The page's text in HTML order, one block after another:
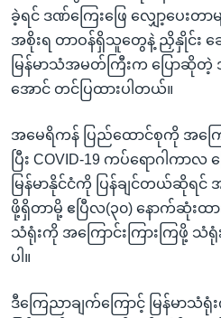
ခဲ့ရင် ဒဏ်ကြေးဖြေ လျှော့ပေးတ
အစိုးရ တာဝန်ရှိသူတွေနဲ့ ညှိနှိုင်း ဆ
မြန်မာသံအမတ်ကြီးက ပြောဆိုတဲ့
အောင် တင်ပြထားပါတယ်။
အမေရိကန် ပြည်ထောင်စုကို အကြေ
ပြီး COVID-19 ကပ်ရောဂါကာ
မြန်မာနိုင်ငံကို ပြန်ချင်တယ်ဆိုရ
ဖို့ရှိတာမို့ ဧပြီလ(၃၀) နောက်ဆုံးထား
သံရုံးကို အကြောင်းကြားကြဖို့
ပါ။
ဒီကြေညာချက်ကြောင့် မြန်မာသံရုံ